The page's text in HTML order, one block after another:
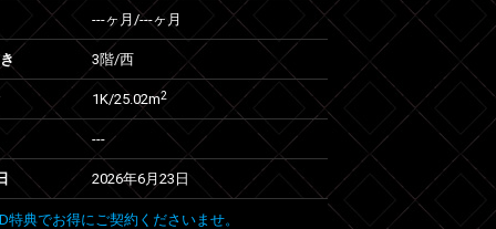
---ヶ月 /---ヶ月
3階/西
1K/25.02m2
---
2026年6月23日
特典でお得にご契約くださいませ。